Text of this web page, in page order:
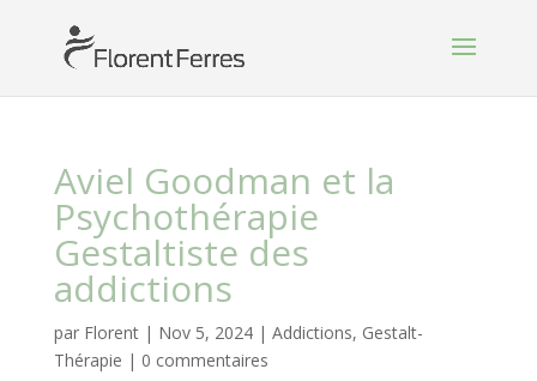
Aviel Goodman et la
Psychothérapie
Gestaltiste des
addictions
par Florent| Nov 5, 2024| Addictions, Gestalt-
Thérapie | 0 commentaires